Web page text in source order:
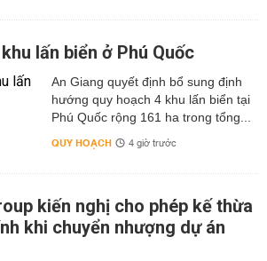
lấn biển ở Phú Quốc
An Giang quyết định bổ sung định
hướng quy hoạch 4 khu lấn biển tại
Phú Quốc rộng 161 ha trong tổng...
QUY HOẠCH 4 giờ trước
kiến nghị cho phép kế thừa
khi chuyển nhượng dự án